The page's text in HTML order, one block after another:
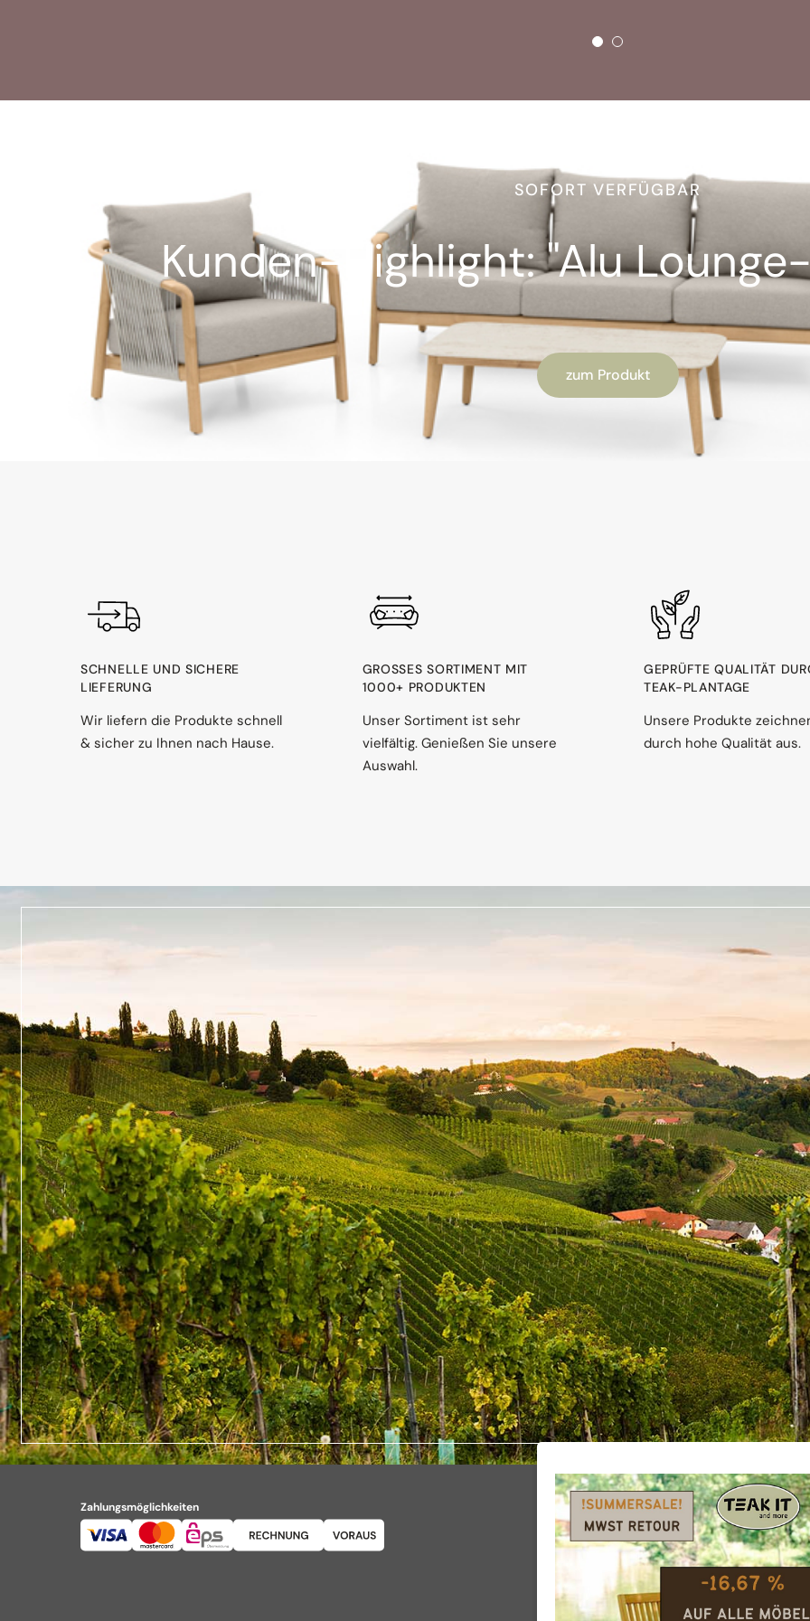
SOFORT VERFÜGBAR
Kunden-Highlight: "Alu
zum Produkt
SCHNELLE UND SICHERE
LIEFERUNG
Wir liefern die Produkte schnell
& sicher zu Ihnen nach Hause.
GROSSES SORTIMENT MIT 1
000+ PRODUKTEN
Unser Sortiment ist sehr
vielfältig. Genießen Sie unsere
Auswahl.
GEPRÜFTE QUALITÄT
TEAK-PLANTAGE
Unsere Produkte
durch hohe Qualität aus.
Zahlungsmöglichkeiten